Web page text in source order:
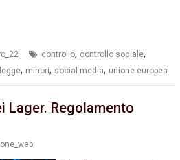
controllo, controllo sociale,
legge, minori, social media, unione europea
Lager. Regolamento